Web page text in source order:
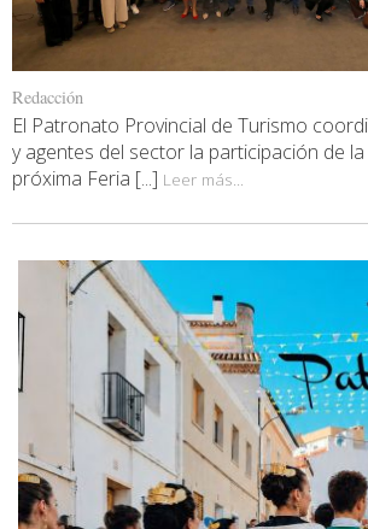
Redacción
El Patronato Provincial de Turismo
y agentes del sector la participación de
próxima Feria [...] Leer más...